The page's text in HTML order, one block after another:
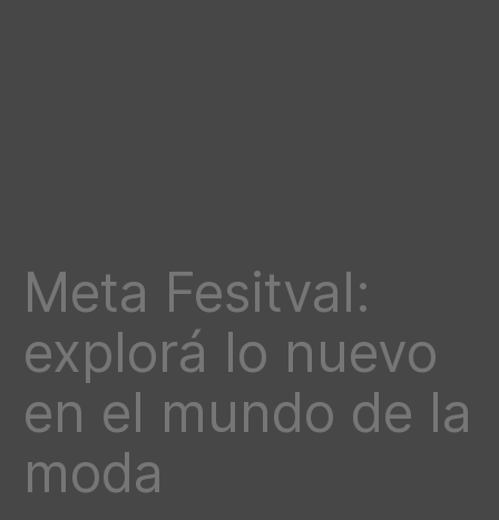
Meta Fesitval:
explorá lo nuevo
en el mundo de la
moda